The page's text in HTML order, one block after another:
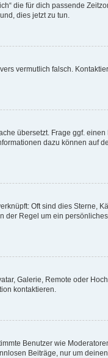
die für dich passende
dies jetzt zu tun.
vermutlich falsch.
übersetzt. Frage ggf.
dazu können auf
Oft sind dies Sterne,
der Regel um ein
Galerie, Remote oder
kontaktieren.
Benutzer wie
Beiträge, nur um